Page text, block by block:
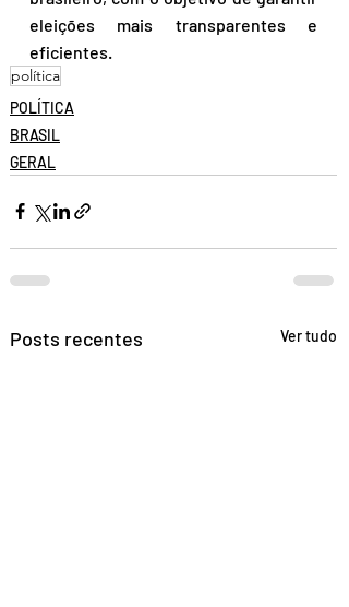
eleições mais transparentes e
eficientes.
política
POLÍTICA
BRASIL
GERAL
Posts recentes Ver tudo